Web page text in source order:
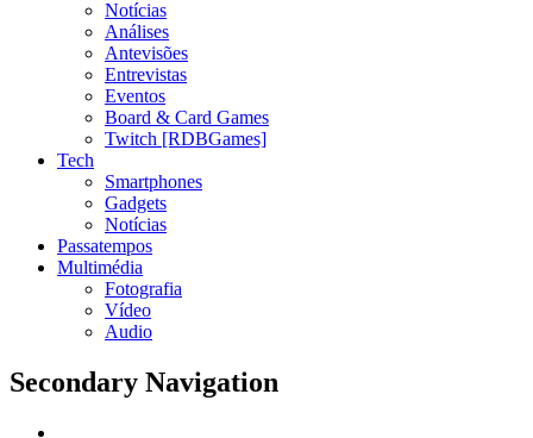
Notícias
Análises
Antevisões
Entrevistas
Eventos
Board & Card Games
Twitch [RDBGames]
Tech
Smartphones
Gadgets
Notícias
Passatempos
Multimédia
Fotografia
Vídeo
Audio
Secondary Navigation